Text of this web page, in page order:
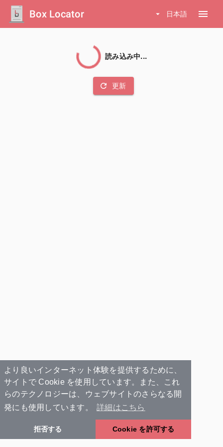
より良いインターネット体験を提供するために、
サイトで Cookie を使用しています。また、これ
らのテクノロジーは、ウェブサイトのさらなる開
発にも使用しています。
詳細はこちら
拒否する Cookie を許可する
Box Locator arrow_drop_down 日本語 menu
読み込み中...
refresh 更新